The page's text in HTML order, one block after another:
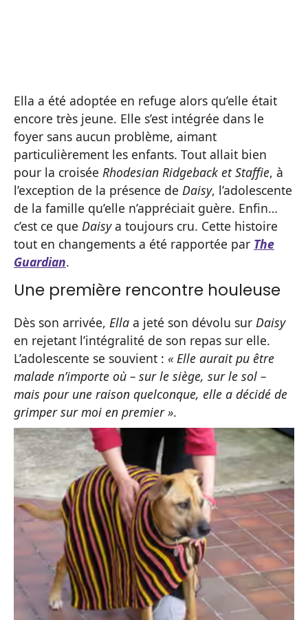
Ella a été adoptée en refuge alors qu’elle était
encore très jeune. Elle s’est intégrée dans le
foyer sans aucun problème, aimant
particulièrement les enfants. Tout allait bien
pour la croisée Rhodesian Ridgeback et Staffie, à
l’exception de la présence de Daisy, l’adolescente
de la famille qu’elle n’appréciait guère. Enfin…
c’est ce que Daisya toujours cru. Cette histoire
tout en changements a été rapportée par The
Guardian.
Une première rencontre houleuse
Dès son arrivée, Ella a jeté son dévolu sur Daisy
en rejetant l’intégralité de son repas sur elle.
L’adolescente se souvient : « Elle aurait pu être
malade n’importe où – sur le siège, sur le sol –
mais pour une raison quelconque, elle a décidé de
grimper sur moi en premier ».